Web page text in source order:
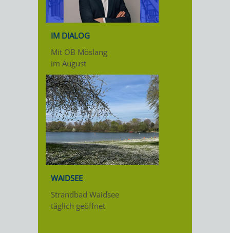
IM DIALOG
Mit OB Möslang
im August
WAIDSEE
Strandbad Waidsee
täglich geöffnet